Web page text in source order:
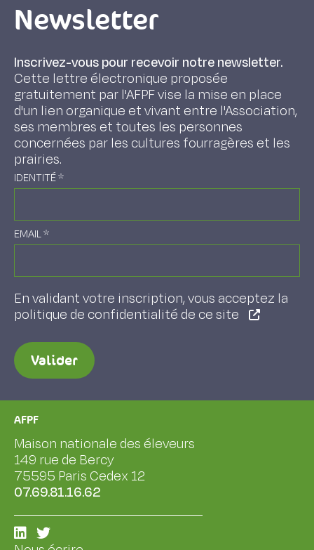
Newsletter
Inscrivez-vous pour recevoir notre newsletter.
Cette lettre électronique proposée
gratuitement par l'AFPF vise la mise en place
d'un lien organique et vivant entre l'Association,
ses membres et toutes les personnes
concernées par les cultures fourragères et les
prairies.
IDENTITÉ*
EMAIL*
En validant votre inscription, vous acceptez la
politique de confidentialité de ce site
Valider
AFPF
Maison nationale des éleveurs
149 rue de Bercy
75595 Paris Cedex 12
07.69.81.16.62